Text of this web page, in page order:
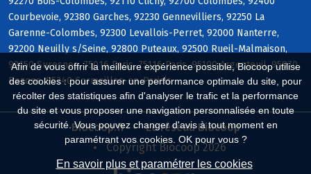
Afin de vous offrir la meilleure expérience possible, Biocoop utilise
des cookies : pour assurer une performance optimale du site, pour
récolter des statistiques afin d'analyser le trafic et la performance
du site et vous proposer une navigation personnalisée en toute
sécurité. Vous pouvez changer d'avis à tout moment en
paramétrant vos cookies. OK pour vous ?
En savoir plus et paramétrer les cookies
Courbevoie, 92380 Garches, 92230 Gennevilliers, 92250 La
Garenne-Colombes, 92300 Levallois-Perret, 92000 Nanterre,
92200 Neuilly s/Seine, 92800 Puteaux, 92500 Rueil-Malmaison,
92150 Suresnes, 75016 Paris, 75116 Paris, 95100 Argenteuil, 95870
Bezons, 95240 Cormeilles-en-Parisis
Biocoop.fr
Le réseau Biocoop
Copyright Biocoop 2026